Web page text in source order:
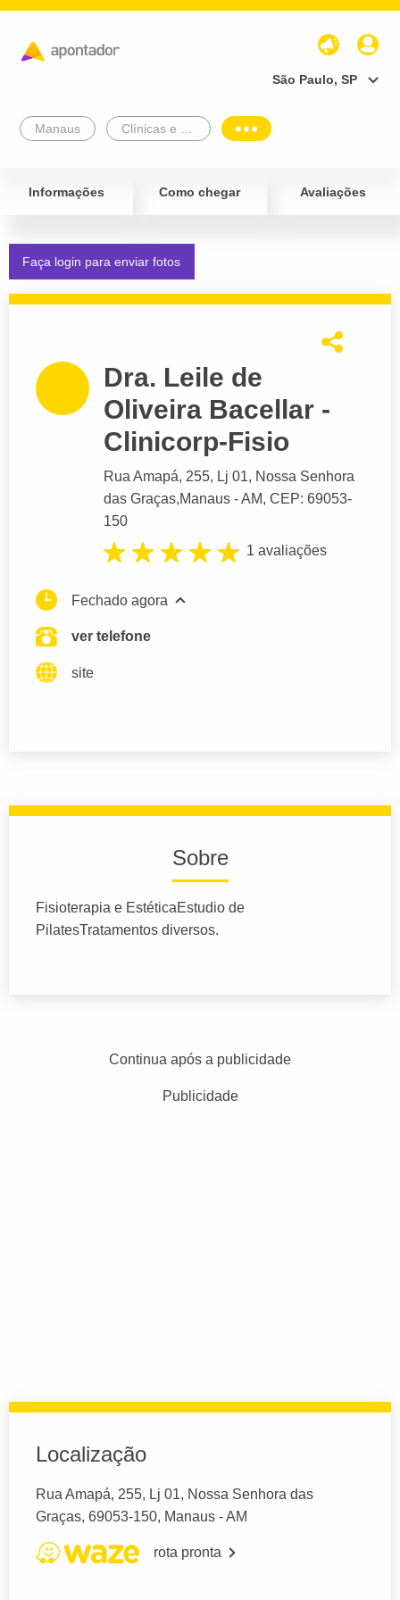
São Paulo, SP
Manaus
Informações Como chegar Avaliações
Faça login para enviar fotos
Dra. Leile de
Oliveira Bacellar -
Clinicorp-Fisio
Rua Amapá, 255, Lj 01, Nossa Senhora
das Graças,Manaus - AM, CEP: 69053-
150
1 avaliações
Fechado agora
ver telefone
site
Sobre
Fisioterapia e EstéticaEstudio de
PilatesTratamentos diversos.
Continua após a publicidade
Publicidade
Localização
Rua Amapá, 255, Lj 01, Nossa Senhora das
Graças, 69053-150, Manaus - AM
rota pronta